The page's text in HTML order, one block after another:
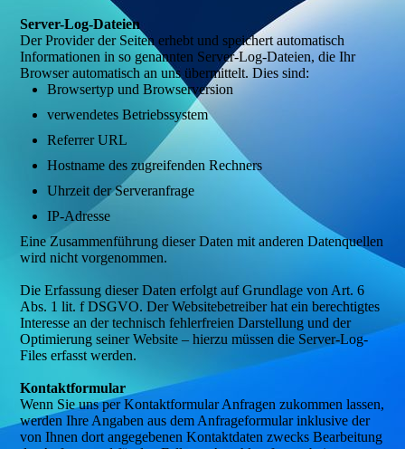
Server-Log-Dateien
Der Provider der Seiten erhebt und speichert automatisch
Informationen in so genannten Server-Log-Dateien, die Ihr
Browser automatisch an uns übermittelt. Dies sind:
Browsertyp und Browserversion
verwendetes Betriebssystem
Referrer URL
Hostname des zugreifenden Rechners
Uhrzeit der Serveranfrage
IP-Adresse
Eine Zusammenführung dieser Daten mit anderen Datenquellen
wird nicht vorgenommen.
Die Erfassung dieser Daten erfolgt auf Grundlage von Art. 6
Abs. 1 lit. f DSGVO. Der Websitebetreiber hat ein berechtigtes
Interesse an der technisch fehlerfreien Darstellung und der
Optimierung seiner Website – hierzu müssen die Server-Log-
Files erfasst werden.
Kontaktformular
Wenn Sie uns per Kontaktformular Anfragen zukommen lassen,
werden Ihre Angaben aus dem Anfrageformular inklusive der
von Ihnen dort angegebenen Kontaktdaten zwecks Bearbeitung